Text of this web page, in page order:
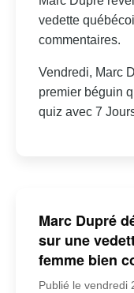
vedette
commentaires.
Vendredi, Marc
premier béguin
quiz avec 7
Marc Dupré
sur une
femme bien
Publié le vendredi